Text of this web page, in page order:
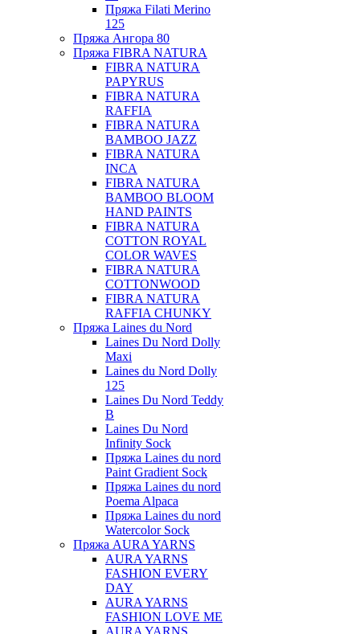
Пряжа Filati Merino
125
Пряжа Ангора 80
Пряжа FIBRA NATURA
FIBRA NATURA
PAPYRUS
FIBRA NATURA
RAFFIA
FIBRA NATURA
BAMBOO JAZZ
FIBRA NATURA
INCA
FIBRA NATURA
BAMBOO BLOOM
HAND PAINTS
FIBRA NATURA
COTTON ROYAL
COLOR WAVES
FIBRA NATURA
COTTONWOOD
FIBRA NATURA
RAFFIA CHUNKY
Пряжа Laines du Nord
Laines Du Nord Dolly
Maxi
Laines du Nord Dolly
125
Laines Du Nord Teddy
B
Laines Du Nord
Infinity Sock
Пряжа Laines du nord
Paint Gradient Sock
Пряжа Laines du nord
Poema Alpaca
Пряжа Laines du nord
Watercolor Sock
Пряжа AURA YARNS
AURA YARNS
FASHION EVERY
DAY
AURA YARNS
FASHION LOVE ME
AURA YARNS